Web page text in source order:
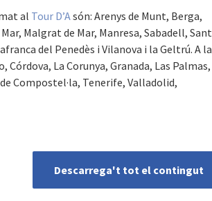
al Tour D’Asón: Arenys de Munt, Berga,
Malgrat de Mar, Manresa, Sabadell, Sant
del Penedès i Vilanova i la Geltrú. A la
La Corunya, Granada, Las Palmas,
Compostel·la, Tenerife, Valladolid,
Descarrega't tot el contingut